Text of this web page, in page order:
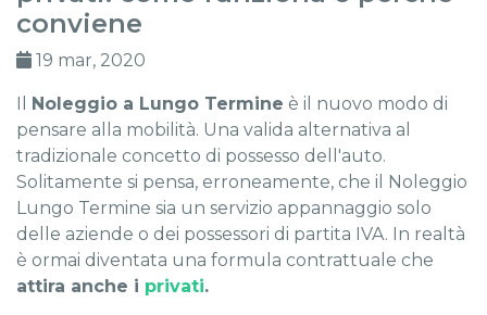
conviene
19 mar, 2020
Noleggio a Lungo Termine è il nuovo modo di
pensare alla mobilità. Una valida alternativa al
tradizionale concetto di possesso dell'auto.
Solitamente si pensa, erroneamente, che il Noleggio
Lungo Termine sia un servizio appannaggio solo
delle aziende o dei possessori di partita IVA. In realtà
è ormai diventata una formula contrattuale che
attira anche i privati.